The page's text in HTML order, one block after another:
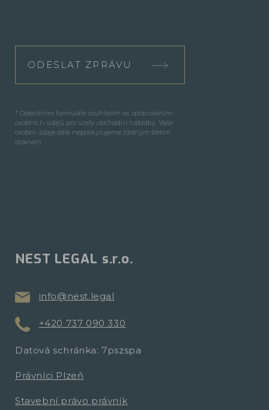
ODESLAT ZPRÁVU
* Odesláním formuláře souhlasím se zpracováním
osobních údajů pro účely obchodní nabídky. Vaše
osobní údaje dále neposkytujeme žádným třetím
stranám.
NEST LEGAL s.r.o.
info@nest.legal
+420 737 090 330
Datová schránka: 7pszspa
Právníci Plzeň
Stavební právo právník